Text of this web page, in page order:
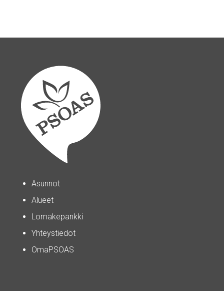
Asunnot
Alueet
Lomakepankki
Yhteystiedot
OmaPSOAS